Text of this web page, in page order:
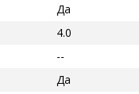
Да
4.0
--
Да